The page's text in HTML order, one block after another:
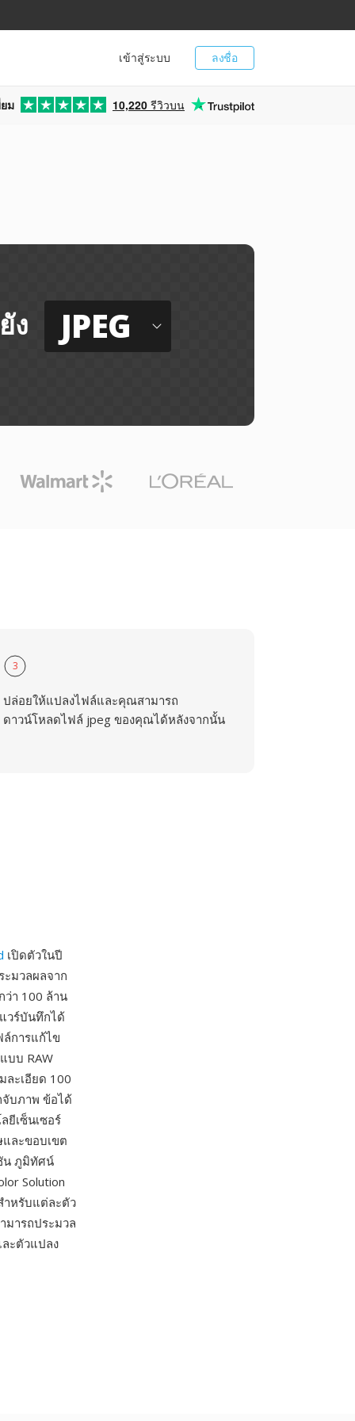
ลงชื่อ
เข้าสู่ระบบ
ม 10,220 รีวิวบน
ง JPEG
3
ปล่อยให้แปลงไฟล์และคุณสามารถ
ดาวน์โหลดไฟล์ jpeg ของคุณได้หลังจากนั้น
เปิดตัวในปี
มวลผลจาก
ว่า 100 ล้าน
วร์บันทึกได้
การแก้ไข
บบ RAW
ะเอียด 100
บภาพ ข้อได้
ยีเซ็นเซอร์
และขอบเขต
น ภูมิทัศน์
Solution
ำหรับแต่ละตัว
มารถประมวล
ะตัวแปลง